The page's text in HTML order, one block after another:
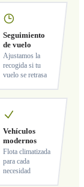
Seguimiento
de vuelo
Ajustamos la
recogida si tu
vuelo se retrasa
Vehículos
modernos
Flota climatizada
para cada
necesidad